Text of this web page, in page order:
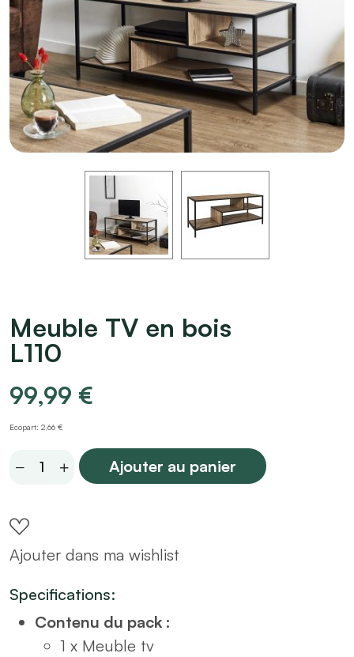
Meuble TV en bois
L110
99,99 €
Ecopart: 2,66 €
Meuble
bois
L110
Ajouter au panier
Ajouter dans ma wishlist
Specifications:
Contenu du pack :
1 x Meuble tv